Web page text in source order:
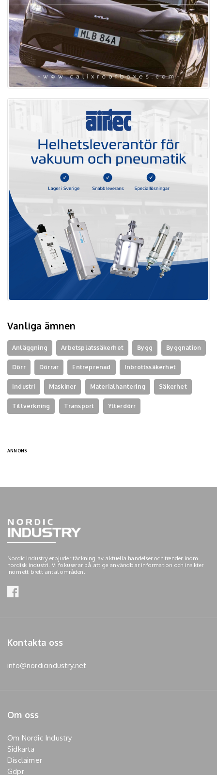
Vanliga ämnen
Anläggning Arbetsplatssäkerhet Bygg Byggnation
Dörr Dörrar Entreprenad Inbrottssäkerhet
Industri Maskiner Materialhantering Säkerhet
Tillverkning Transport Ytterdörr
ANNONS
Nordic Industry erbjuder täckning av aktuella händelser och trender inom
nordisk industri. Vi fokuserar på att ge användbar information och insikter
inom ett brett antal områden.
Kontakta oss
info@nordicindustry.net
Om oss
Om Nordic Industry
Sidkarta
Disclaimer
Gdpr